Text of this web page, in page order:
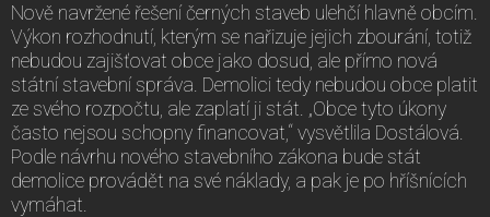
Nově navržené řešení černých staveb ulehčí hlavně obcím.
Výkon rozhodnutí, kterým se nařizuje jejich zbourání, totiž
nebudou zajišťovat obce jako dosud, ale přímo nová
státní stavební správa. Demolici tedy nebudou obce platit
ze svého rozpočtu, ale zaplatí ji stát. „Obce tyto úkony
často nejsou schopny financovat,“ vysvětlila Dostálová.
Podle návrhu nového stavebního zákona bude stát
demolice provádět na své náklady, a pak je po hříšnících
vymáhat.